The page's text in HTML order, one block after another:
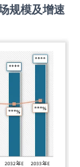
规模及增速